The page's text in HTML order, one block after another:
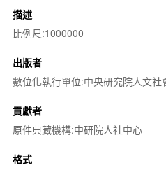
描述
比例尺:1000000
出版者
數位化執行單位:中央研究院人文社
貢獻者
原件典藏機構:中研院人社中心
格式